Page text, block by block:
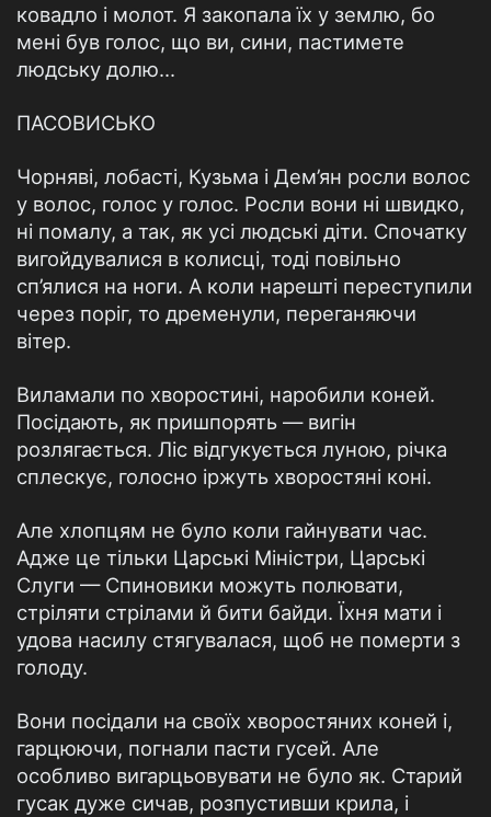
ковадло і молот. Я закопала їх у землю, бо
мені був голос, що ви, сини, пастимете
людську долю...
ПАСОВИСЬКО
Чорняві, лобасті, Кузьма і Дем’ян росли волос
у волос, голос у голос. Росли вони ні швидко,
ні помалу, а так, як усі людські діти. Спочатку
вигойдувалися в колисці, тоді повільно
сп’ялися на ноги. А коли нарешті переступили
через поріг, то дременули, переганяючи
вітер.
Виламали по хворостині, наробили коней.
Посідають, як пришпорять — вигін
розлягається. Ліс відгукується луною, річка
сплескує, голосно іржуть хворостяні коні.
Але хлопцям не було коли гайнувати час.
Адже це тільки Царські Міністри, Царські
Слуги — Спиновики можуть полювати,
стріляти стрілами й бити байди. Їхня мати і
удова насилу стягувалася, щоб не померти з
голоду.
Вони посідали на своїх хворостяних коней і,
гарцюючи, погнали пасти гусей. Але
особливо вигарцьовувати не було як. Старий
гусак дуже сичав, розпустивши крила, і